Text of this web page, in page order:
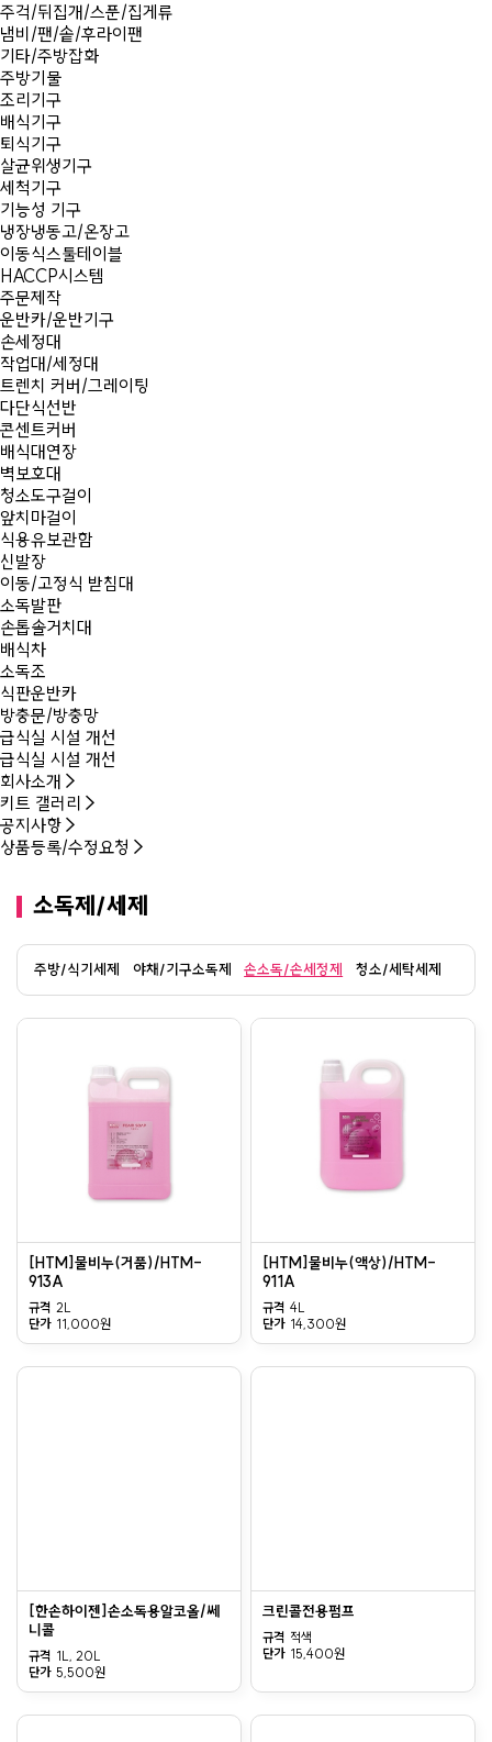
주걱/뒤집개/스푼/집게류
냄비/팬/솥/후라이팬
기타/주방잡화
주방기물
조리기구
배식기구
퇴식기구
살균위생기구
세척기구
기능성 기구
냉장냉동고/온장고
이동식스툴테이블
HACCP시스템
주문제작
운반카/운반기구
손세정대
작업대/세정대
트렌치 커버/그레이팅
다단식선반
콘센트커버
배식대연장
벽보호대
청소도구걸이
앞치마걸이
식용유보관함
신발장
이동/고정식 받침대
소독발판
손톱솔거치대
배식차
소독조
식판운반카
방충문/방충망
급식실 시설 개선
급식실 시설 개선
회사소개
키트 갤러리
공지사항
상품등록/수정요청
소독제/세제
주방/식기세제 야채/기구소독제 손소독/손세정제 청소/세탁세제
[HTM]물비누(거품)/HTM-
913A
규격 2L
단가 11,000원
[HTM]물비누(액상)/HTM-
911A
규격 4L
단가 14,300원
[한손하이젠]손소독용알코올/쎄
니콜
규격 1L, 20L
단가 5,500원
크린콜전용펌프
규격 적색
단가 15,400원